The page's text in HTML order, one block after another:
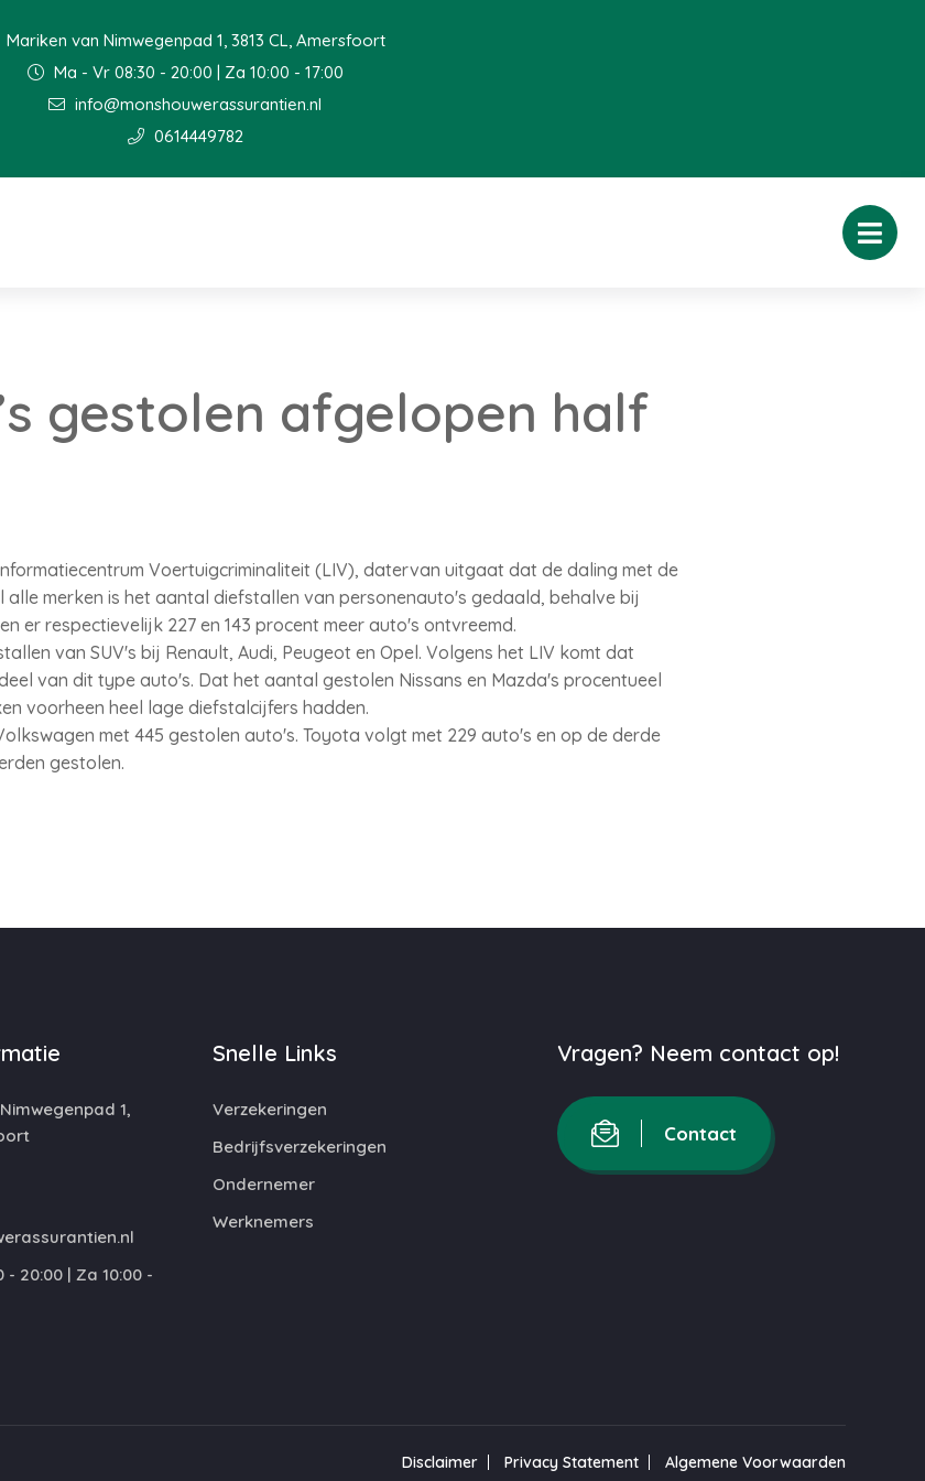
Mariken van Nimwegenpad 1, 3813 CL, Amersfoort
Ma - Vr 08:30 - 20:00 | Za 10:00 - 17:00
info@monshouwerassurantien.nl
0614449782
gestolen afgelopen half
Voertuigcriminaliteit (LIV), datervan uitgaat dat de daling met de
alle merken is het aantal diefstallen van personenauto's gedaald, behalve bij
er respectievelijk 227 en 143 procent meer auto's ontvreemd.
van SUV's bij Renault, Audi, Peugeot en Opel. Volgens het LIV komt dat
van dit type auto's. Dat het aantal gestolen Nissans en Mazda's procentueel
voorheen heel lage diefstalcijfers hadden.
met 445 gestolen auto's. Toyota volgt met 229 auto's en op de derde
gestolen.
1,
- 20:00 | Za 10:00 -
Snelle Links
Verzekeringen
Bedrijfsverzekeringen
Ondernemer
Werknemers
Vragen? Neem contact op!
Contact
Disclaimer Privacy Statement Algemene Voorwaarden